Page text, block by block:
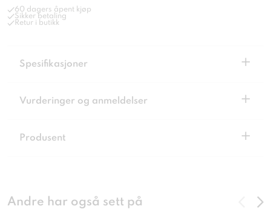
60 dagers åpent kjøp
Sikker betaling
Retur i butikk
Spesifikasjoner +
Vurderinger og anmeldelser +
Produsent +
Andre har også sett på